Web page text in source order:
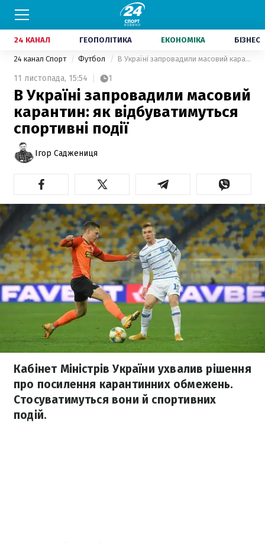
24 КАНАЛ ГЕОПОЛІТИКА ЕКОНОМІКА БІЗНЕС
24 канал Спорт Футбол В Україні запровадили масовий карантин: як відбуватимуться спортивні події
11 листопада, 15:54 1
В Україні запровадили масовий
карантин: як відбуватимуться
спортивні події
Ігор Саджениця
Кабінет Міністрів України ухвалив рішення
про посилення карантинних обмежень.
Стосуватимуться вони й спортивних
подій.